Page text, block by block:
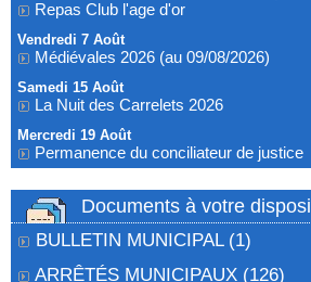
Repas Club l'age d'or
Vendredi 7 Août
Médiévales 2026 (au 09/08/2026)
Samedi 15 Août
La Nuit des Carrelets 2026
Mercredi 19 Août
Permanence du conciliateur de justice
Documents à votre
BULLETIN MUNICIPAL (1)
ARRÊTÉS MUNICIPAUX (126)